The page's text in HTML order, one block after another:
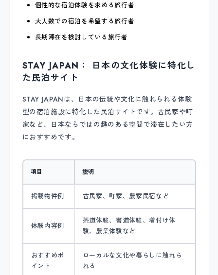
個性的な宿泊体験を求める旅行者
大人数での宿泊を希望する旅行者
長期滞在を検討している旅行者
STAY JAPAN： 日本の文化体験に特化し
た民泊サイト
STAY JAPANは、日本の伝統や文化に触れられる体験
型の宿泊施設に特化した民泊サイトです。古民家や町
家など、日本ならではの趣のある空間で滞在したい方
におすすめです。
項目 説明
掲載物件例 古民家、町家、農家民宿など
体験内容例
茶道体験、書道体験、着付け体
験、農業体験など
おすすめポ
イント
ローカルな文化や暮らしに触れら
れる